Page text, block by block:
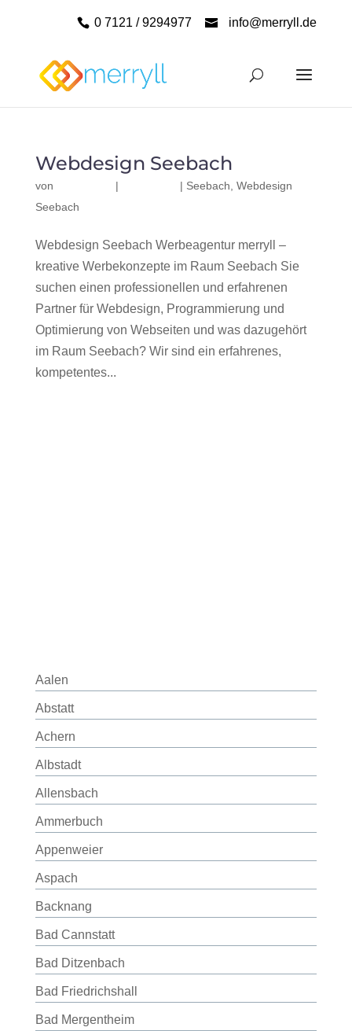
0 7121 / 9294977 info@merryll.de
Webdesign Seebach
von | | Seebach Webdesign
Seebach
Webdesign Seebach Werbeagentur merryll –
kreative Werbekonzepte im Raum Seebach Sie
suchen einen professionellen und erfahrenen
Partner für Webdesign, Programmierung und
Optimierung von Webseiten und was dazugehört
im Raum Seebach? Wir sind ein erfahrenes,
kompetentes...
Aalen
Abstatt
Achern
Albstadt
Allensbach
Ammerbuch
Appenweier
Aspach
Backnang
Bad Cannstatt
Bad Ditzenbach
Bad Friedrichshall
Bad Mergentheim